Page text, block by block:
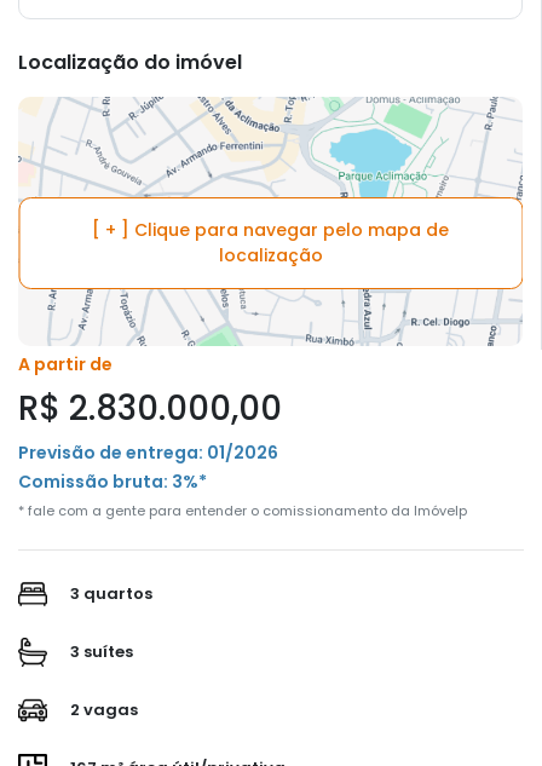
Localização do imóvel
[ + ] Clique para navegar pelo mapa de
localização
A partir de
R$ 2.830.000,00
Previsão de entrega: 01/2026
Comissão bruta: 3%*
* fale com a gente para entender o comissionamento da Imóvelp
3 quartos
3 suítes
2 vagas